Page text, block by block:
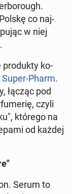
co naj­
w niej
pro­duk­ty ko­
Super-Pharm.
łącząc pod
czyli
którego na
od każdej
Serum to